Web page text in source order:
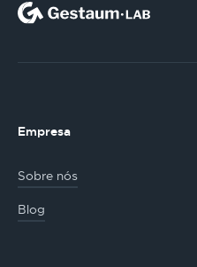
Empresa
Sobre nós
Blog